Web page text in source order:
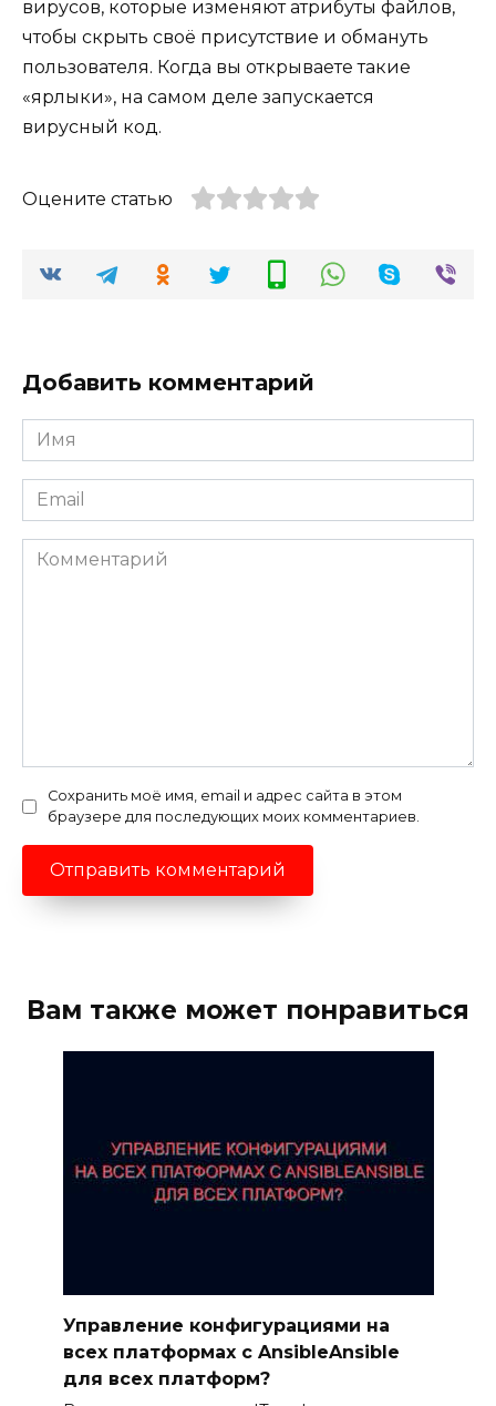
вирусов, которые изменяют атрибуты файлов,
чтобы скрыть своё присутствие и обмануть
пользователя. Когда вы открываете такие
«ярлыки», на самом деле запускается
вирусный код.
Оцените статью
Добавить комментарий
Имя
*
Email
*
Комментарий
Сохранить моё имя, email и адрес сайта в этом
браузере для последующих моих комментариев.
Вам также может понравиться
Управление конфигурациями на
всех платформах с AnsibleAnsible
для всех платформ?